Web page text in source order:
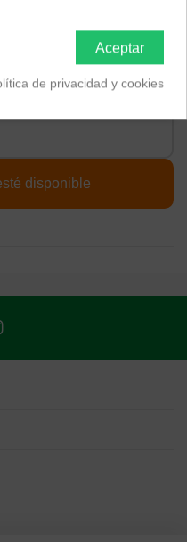
Aceptar
de privacidad y cookies